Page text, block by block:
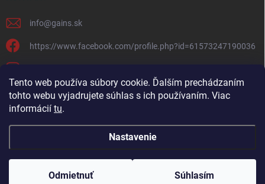
Tento web používa súbory cookie. Ďalším prechádzaním
tohto webu vyjadrujete súhlas s ich používaním. Viac
informácií tu.
Nastavenie
Odmietnuť Súhlasím
info@gains.sk
https://www.facebook.com/profile.php?id=61573247190036
Copyright 2026Gains.sk. Všetky práva vyhradené.Upraviť nastavenie